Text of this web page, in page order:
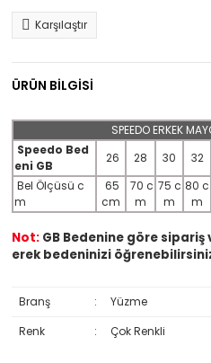
Karşılaştır
ÜRÜN BİLGİSİ
SPEEDO ERKEK
Speedo Bed
eni GB
26 28 30 32
Bel Ölçüsü c
m
65
cm
70 c
m
75 c
m
80 c
m
Not: GB Bedenine göre sipariş
erek bedeninizi
Branş :
Yüzme
Renk
: Çok Renkli